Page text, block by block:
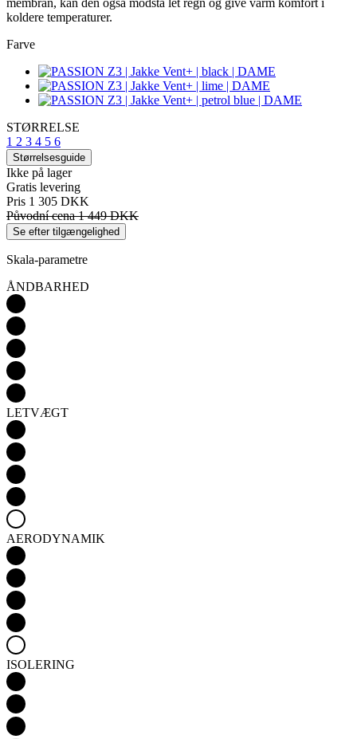
koldere temperaturer.
Farve
STØRRELSE
1 2 3 4 5 6
Størrelsesguide
Ikke på lager
Gratis levering
Pris 1 305 DKK
Původní cena1 449 DKK
Se efter tilgængelighed
Skala-parametre
ÅNDBARHED
LETVÆGT
AERODYNAMIK
ISOLERING